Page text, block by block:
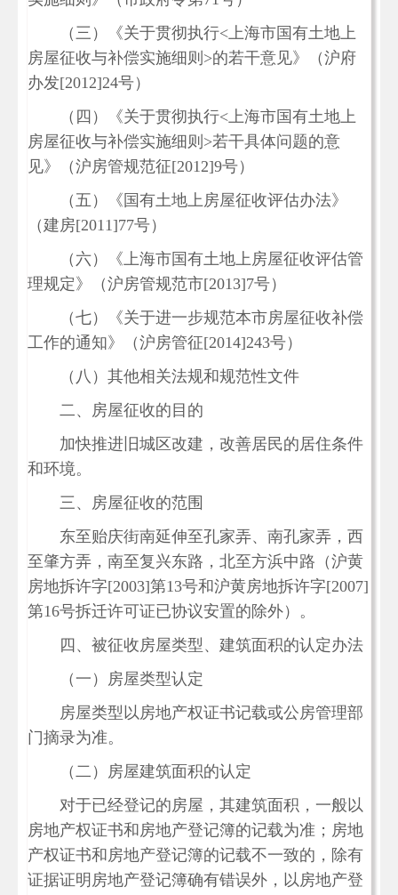
（三）《关于贯彻执行<上海市国有土地上
房屋征收与补偿实施细则>的若干意见》（沪府
办发[2012]24号）
（四）《关于贯彻执行<上海市国有土地上
房屋征收与补偿实施细则>若干具体问题的意
见》（沪房管规范征[2012]9号）
（五）《国有土地上房屋征收评估办法》
（建房[2011]77号）
（六）《上海市国有土地上房屋征收评估管
理规定》（沪房管规范市[2013]7号）
（七）《关于进一步规范本市房屋征收补偿
工作的通知》（沪房管征[2014]243号）
（八）其他相关法规和规范性文件
二、房屋征收的目的
加快推进旧城区改建，改善居民的居住条件
和环境。
三、房屋征收的范围
东至贻庆街南延伸至孔家弄、南孔家弄，西
至肇方弄，南至复兴东路，北至方浜中路（沪黄
房地拆许字[2003]第13号和沪黄房地拆许字[2007]
第16号拆迁许可证已协议安置的除外）。
四、被征收房屋类型、建筑面积的认定办法
（一）房屋类型认定
房屋类型以房地产权证书记载或公房管理部
门摘录为准。
（二）房屋建筑面积的认定
对于已经登记的房屋，其建筑面积，一般以
房地产权证书和房地产登记簿的记载为准；房地
产权证书和房地产登记簿的记载不一致的，除有
证据证明房地产登记簿确有错误外，以房地产登